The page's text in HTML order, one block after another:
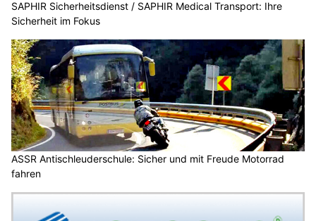
SAPHIR Sicherheitsdienst / SAPHIR Medical Transport: Ihre
Sicherheit im Fokus
ASSR Antischleuderschule: Sicher und mit Freude Motorrad
fahren